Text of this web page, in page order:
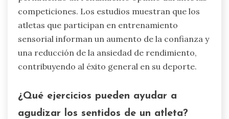
¿Qué papel juega el entrenamiento
sensorial en la mejora del rendimiento
atlético?
El entrenamiento sensorial mejora
mejorar el enfoque y los tiempos de reacción.
Este entrenamiento agudiza la capacidad de los